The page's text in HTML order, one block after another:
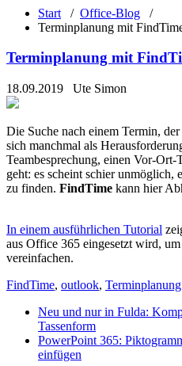
Start / Office-Blog /
Terminplanung mit
Terminplanung mit
18.09.2019 Ute Simon
Die Suche nach einem Termin,
sich manchmal als
Teambesprechung, einen Vor-
geht: es scheint schier unmöglich,
zu finden. FindTime kann hier
In einem ausführlichen Tutorial
aus Office 365 eingesetzt wird,
vereinfachen.
FindTime, outlook, Terminplanung
Neu und nur in Fulda:
Tassenform
PowerPoint 365:
einfügen